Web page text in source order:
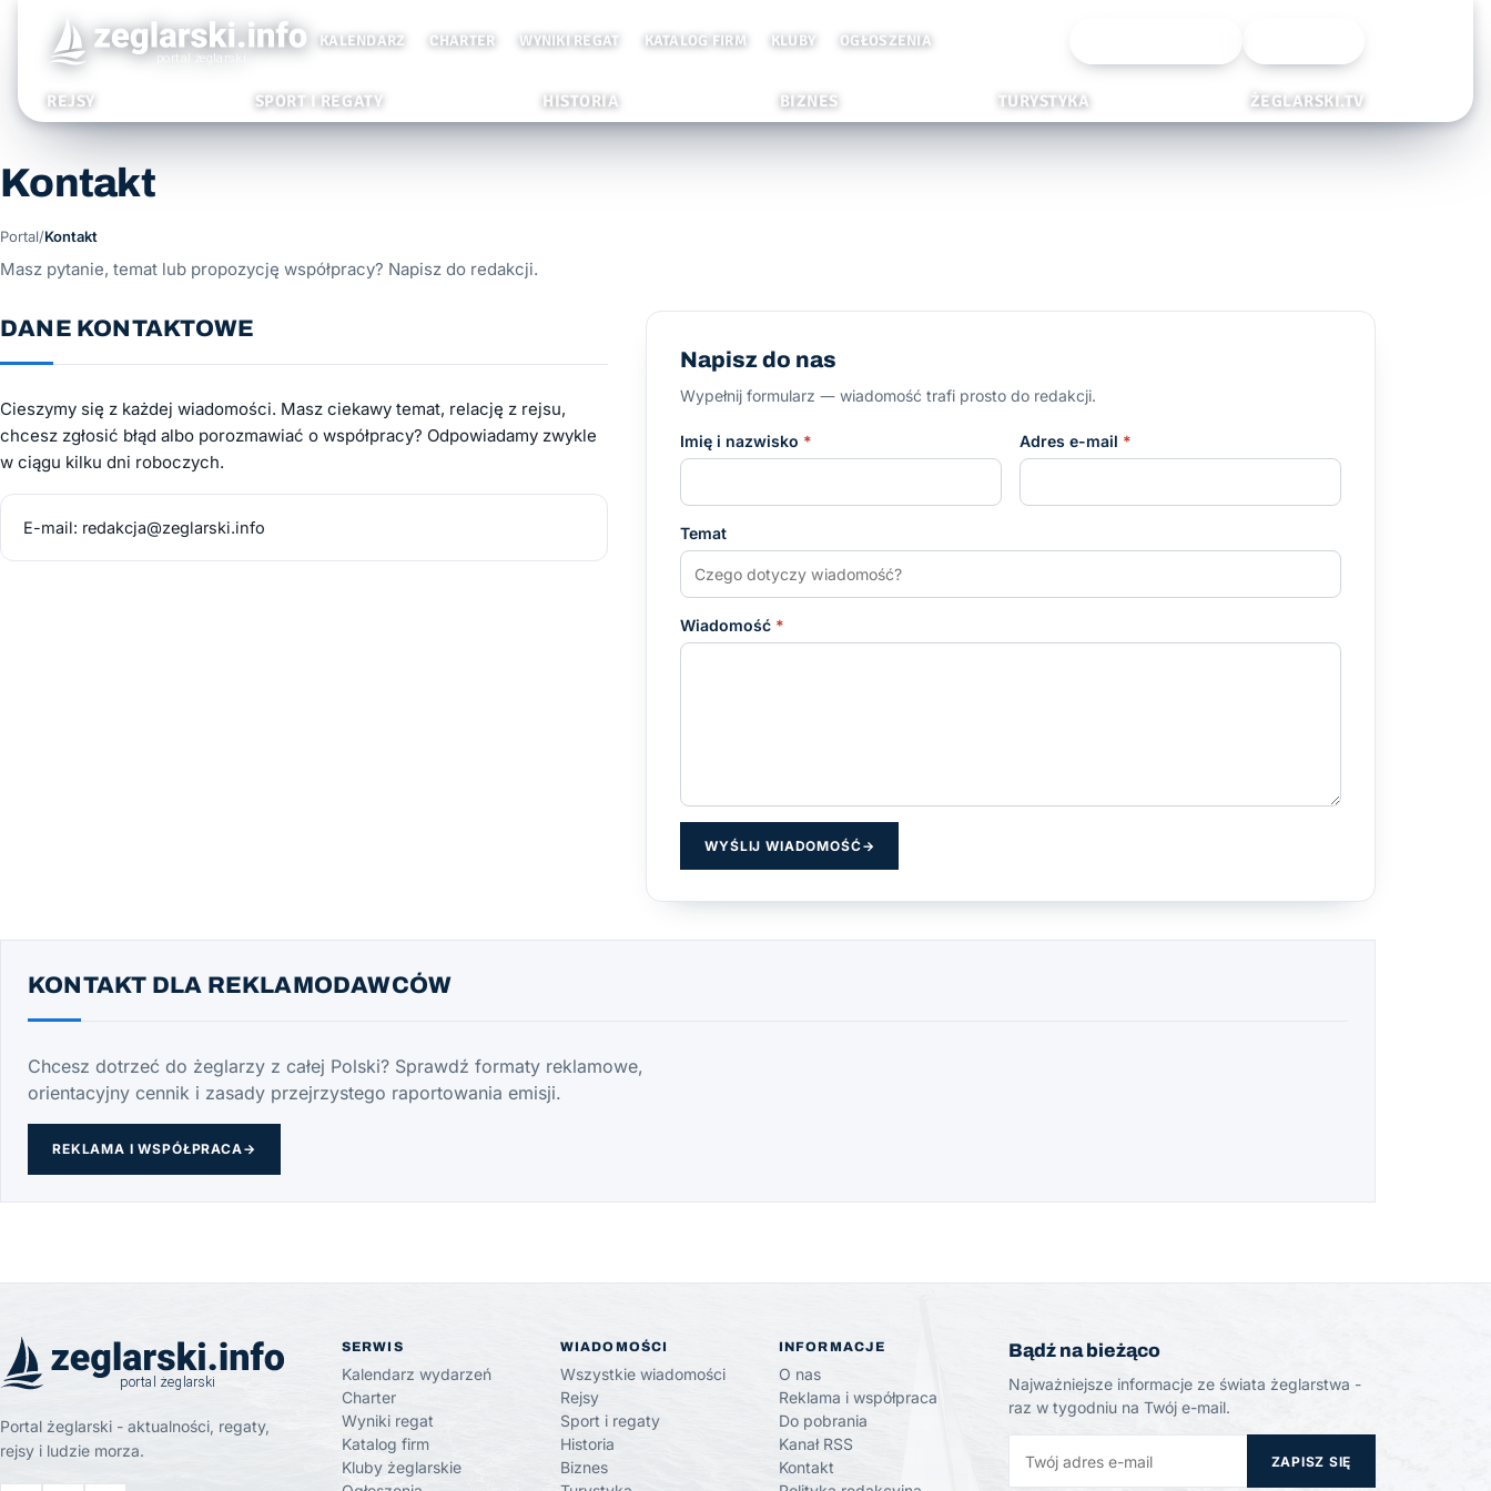
KALENDARZ CHARTER WYNIKI REGAT KATALOG FIRM KLUBY OGŁOSZENIA
REJSY SPORT I REGATY HISTORIA BIZNES TURYSTYKA ŻEGLARSKI.TV
Kontakt
Portal/Kontakt
Masz pytanie, temat lub propozycję współpracy? Napisz do redakcji.
DANE KONTAKTOWE
Cieszymy się z każdej wiadomości. Masz ciekawy temat, relację z rejsu,
chcesz zgłosić błąd albo porozmawiać o współpracy? Odpowiadamy zwykle
w ciągu kilku dni roboczych.
E-mail: redakcja@zeglarski.info
Napisz do nas
Wypełnij formularz — wiadomość trafi prosto do redakcji.
Imię i nazwisko * Adres e-mail *
Temat
Wiadomość *
WYŚLIJ WIADOMOŚĆ→
KONTAKT DLA REKLAMODAWCÓW
Chcesz dotrzeć do żeglarzy z całej Polski? Sprawdź formaty reklamowe,
orientacyjny cennik i zasady przejrzystego raportowania emisji.
REKLAMA I WSPÓŁPRACA→
Portal żeglarski - aktualności, regaty,
rejsy i ludzie morza.
SERWIS
Kalendarz wydarzeń
Charter
Wyniki regat
Katalog firm
Kluby żeglarskie
WIADOMOŚCI
Wszystkie wiadomości
Rejsy
Sport i regaty
Historia
Biznes
INFORMACJE
O nas
Reklama i współpraca
Do pobrania
Kanał RSS
Kontakt
Bądź na bieżąco
Najważniejsze informacje ze świata żeglarstwa -
raz w tygodniu na Twój e-mail.
ZAPISZ SIĘ